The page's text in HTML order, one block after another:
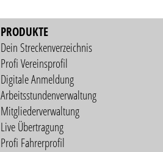
PRODUKTE
Dein Streckenverzeichnis
Profi Vereinsprofil
Digitale Anmeldung
Arbeitsstundenverwaltung
Mitgliederverwaltung
Live Übertragung
Profi Fahrerprofil